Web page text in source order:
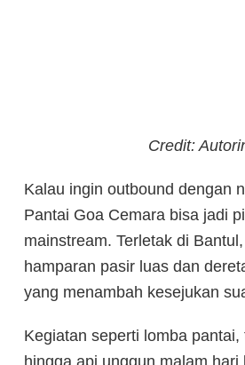
Credit:
Kalau ingin outbound dengan
Pantai Goa Cemara bisa jadi
mainstream. Terletak di
hamparan pasir luas dan
yang menambah kesejukan
Kegiatan seperti lomba pantai,